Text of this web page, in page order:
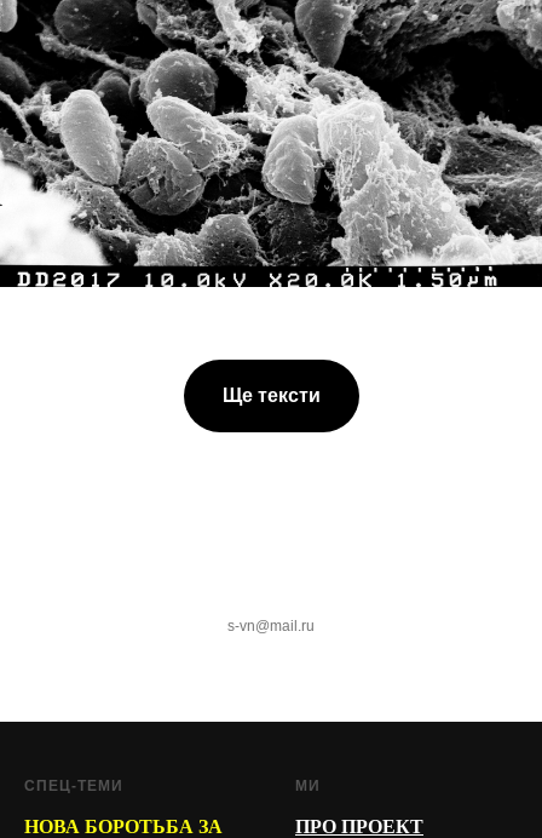
Ще тексти
s-vn@mail.ru
СПЕЦ-ТЕМИ
НОВА БОРОТЬБА ЗА
МИ
ПРО ПРОЕКТ